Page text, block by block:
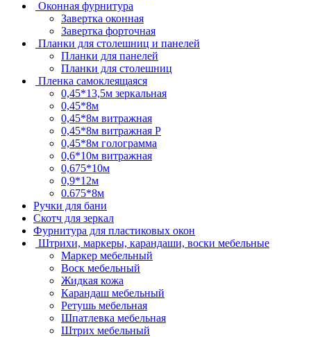
Оконная фурнитура
Завертка оконная
Завертка форточная
Планки для столешниц и панелей
Планки для панелей
Планки для столешниц
Пленка самоклеящаяся
0,45*13,5м зеркальная
0,45*8м
0,45*8м витражная
0,45*8м витражная Р
0,45*8м голограмма
0,6*10м витражная
0,675*10м
0,9*12м
0.675*8м
Ручки для бани
Скотч для зеркал
Фурнитура для пластиковых окон
Штрихи, маркеры, карандаши, воски мебельные
Маркер мебельный
Воск мебельный
Жидкая кожа
Карандаш мебельный
Ретушь мебельная
Шпатлевка мебельная
Штрих мебельный